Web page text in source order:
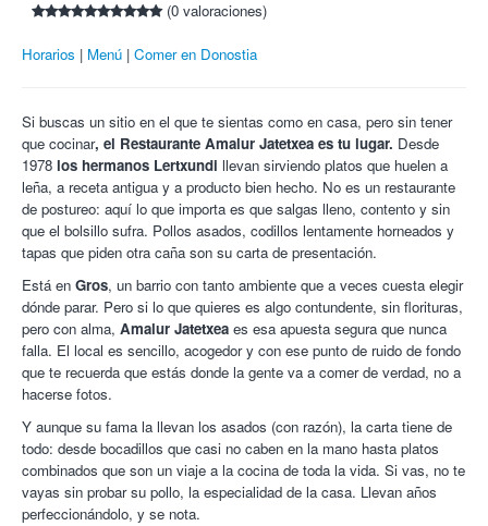
Café.
Infusión.
Imprescindible presentar el cupón impreso.
(0 valoraciones)
Horarios Menú Comer en Donostia
Si buscas un sitio en el que te sientas como en casa, pero sin tener
que cocinar, el Restaurante Amalur Jatetxea es tu lugar. Desde
1978 los hermanos Lertxundi llevan sirviendo platos que huelen a
leña, a receta antigua y a producto bien hecho. No es un restaurante
de postureo: aquí lo que importa es que salgas lleno, contento y sin
que el bolsillo sufra. Pollos asados, codillos lentamente horneados y
tapas que piden otra caña son su carta de presentación.
Está en Gros, un barrio con tanto ambiente que a veces cuesta elegir
dónde parar. Pero si lo que quieres es algo contundente, sin florituras,
pero con alma, Amalur Jatetxea es esa apuesta segura que nunca
falla. El local es sencillo, acogedor y con ese punto de ruido de fondo
que te recuerda que estás donde la gente va a comer de verdad, no a
hacerse fotos.
Y aunque su fama la llevan los asados (con razón), la carta tiene de
todo: desde bocadillos que casi no caben en la mano hasta platos
combinados que son un viaje a la cocina de toda la vida. Si vas, no te
vayas sin probar su pollo, la especialidad de la casa. Llevan años
perfeccionándolo, y se nota.